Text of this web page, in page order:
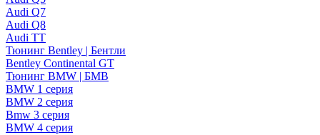
Audi Q7
Audi Q8
Audi TT
Тюнинг Bentley | Бентли
Bentley Continental GT
Тюнинг BMW | БМВ
BMW 1 серия
BMW 2 серия
Bmw 3 серия
BMW 4 серия